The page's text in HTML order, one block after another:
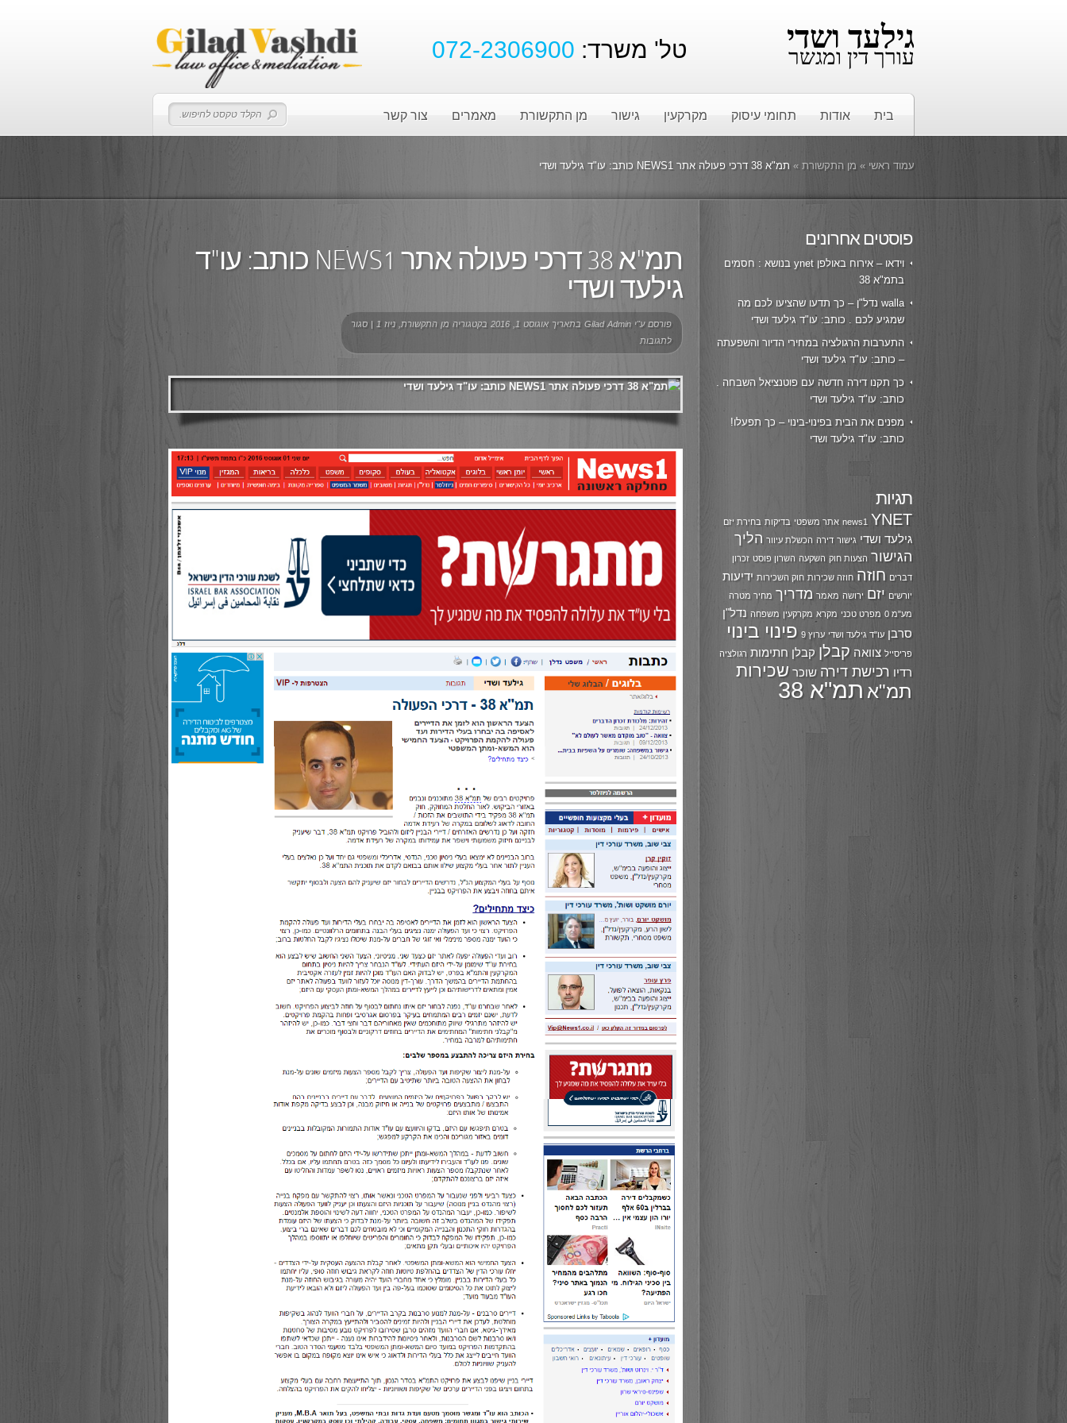
טל' משרד: 072-2306900 גילעד ושדי
עורך דין ומגשר
בית אודות תחומי עיסוק מקרקעין גישור מן התקשורת מאמרים צור קשר
עמוד ראשי » מן התקשורת » תמ"א 38 דרכי פעולה אתר NEWS1 כותב: עו"ד גילעד ושדי
תמ"א 38 דרכי פעולה אתר NEWS1 כותב: עו"ד
גילעד ושדי
פורסם ע"י Gilad Admin בתאריך אוגוסט 1, 2016 בקטגוריה מן התקשורת ניוז 1 | סגור
לתגובות
פוסטים אחרונים
וידאו – אירוח באולפן ynet בנושא : חסמים
בתמ"א 38
walla נדל"ן – כך תדעו שהציעו לכם מה
שמגיע לכם . כותב: עו"ד גילעד ושדי
התערבות הרגולציה במחירי הדיור והשפעתה
– כותב: עו"ד גילעד ושדי
כך תקנו דירה חדשה עם פוטנציאל השבחה .
כותב: עו"ד גילעד ושדי
מפנים את הבית בפינוי-בינוי – כך תפעלו!
כותב: עו"ד גילעד ושדי
תגיות
news1 YNET אתר משפטי בדיקות בחירת יזם
גילעד ושדי גישור דירה הכשלת עיוור הליך
הגישור הצעות חוק השקעה השרון פוסט זכרון
דברים חוזה חוזה שכירות חוק השכירות ידיעות
יורשים יזם ירושה מאמר מדריך מחיר מטרה
מע"מ 0
מפרט טכני מקרא מקרקעין משפחה נדל"ן
סרבן עו"ד גילעד ושדי ערוץ 9 פינוי בינוי
פריסייל צוואה קבלן קבלן חתימות רגולציה
רדיו רכישת דירה שוכר שכירות
תמ"אתמ"א 38